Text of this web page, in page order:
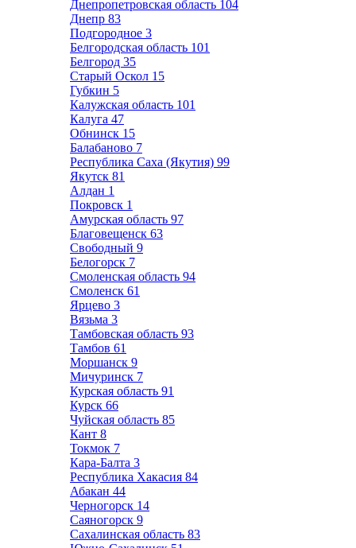
Днепропетровская область 104
Днепр 83
Подгородное 3
Белгородская область 101
Белгород 35
Старый Оскол 15
Губкин 5
Калужская область 101
Калуга 47
Обнинск 15
Балабаново 7
Республика Саха (Якутия) 99
Якутск 81
Алдан 1
Покровск 1
Амурская область 97
Благовещенск 63
Свободный 9
Белогорск 7
Смоленская область 94
Смоленск 61
Ярцево 3
Вязьма 3
Тамбовская область 93
Тамбов 61
Моршанск 9
Мичуринск 7
Курская область 91
Курск 66
Чуйская область 85
Кант 8
Токмок 7
Кара-Балта 3
Республика Хакасия 84
Абакан 44
Черногорск 14
Саяногорск 9
Сахалинская область 83